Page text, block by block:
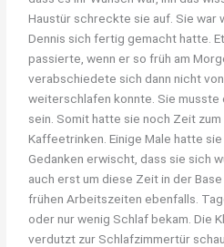
Haustür schreckte sie auf. Sie war
Dennis sich fertig gemacht hatte.
passierte, wenn er so früh am
verabschiedete sich dann nicht
weiterschlafen konnte. Sie musste
sein. Somit hatte sie noch Zeit
Kaffeetrinken. Einige Male hatte
Gedanken erwischt, dass sie sich
auch erst um diese Zeit in der
frühen Arbeitszeiten ebenfalls.
oder nur wenig Schlaf bekam. Die
verdutzt zur Schlafzimmertür